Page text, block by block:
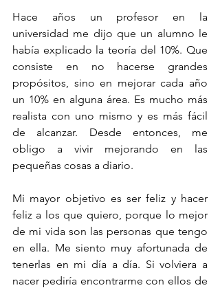
Hace años un profesor en la
universidad me dijo que un alumno le
había explicado la teoría del 10%. Que
consiste en no hacerse grandes
propósitos, sino en mejorar cada año
un 10% en alguna área. Es mucho más
realista con uno mismo y es más fácil
de alcanzar. Desde entonces, me
obligo a vivir mejorando en las
pequeñas cosas a diario.
Mi mayor objetivo es ser feliz y hacer
feliz a los que quiero, porque lo mejor
de mi vida son las personas que tengo
en ella. Me siento muy afortunada de
tenerlas en mi día a día. Si volviera a
nacer pediría encontrarme con ellos de